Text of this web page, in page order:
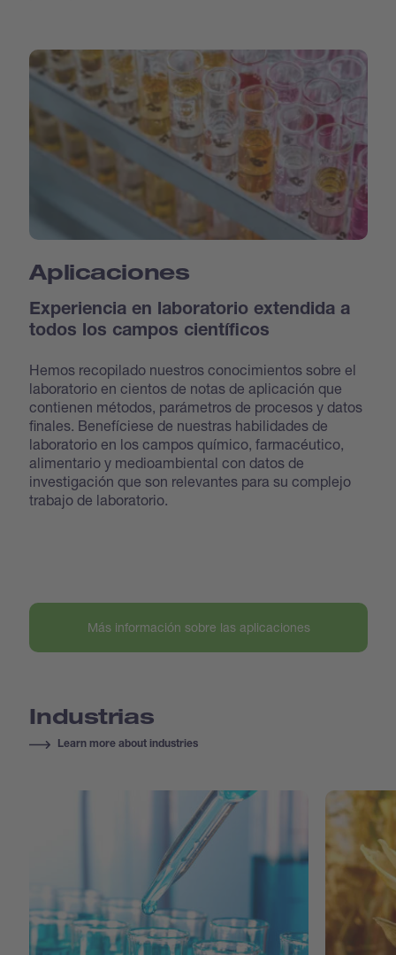
Aplicaciones
Experiencia en laboratorio extendida a
todos los campos científicos
Hemos recopilado nuestros conocimientos sobre el
laboratorio en cientos de notas de aplicación que
contienen métodos, parámetros de procesos y datos
finales. Benefíciese de nuestras habilidades de
laboratorio en los campos químico, farmacéutico,
alimentario y medioambiental con datos de
investigación que son relevantes para su complejo
trabajo de laboratorio.
Más información sobre las aplicaciones
Industrias
Learn more about industries